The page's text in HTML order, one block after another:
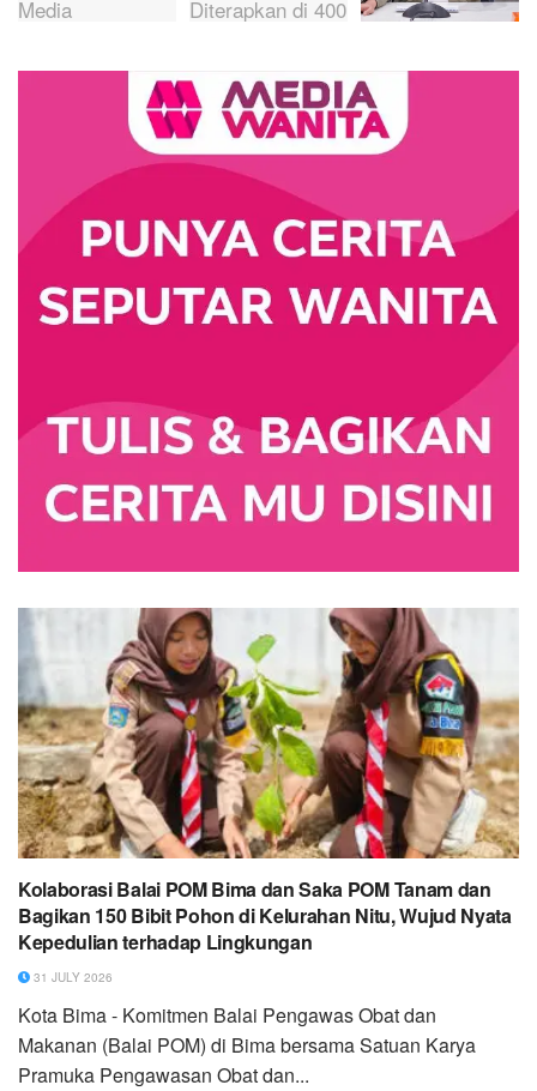
Kolaborasi Balai POM Bima dan Saka POM Tanam dan
Bagikan 150 Bibit Pohon di Kelurahan Nitu, Wujud Nyata
Kepedulian terhadap Lingkungan
31 JULY 2026
Kota Bima - Komitmen Balai Pengawas Obat dan
Makanan (Balai POM) di Bima bersama Satuan Karya
Pramuka Pengawasan Obat dan...